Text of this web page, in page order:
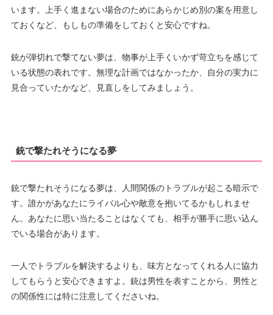
います。上手く進まない場合のためにあらかじめ別の案を用意し
ておくなど、もしもの準備をしておくと安心ですね。
銃が弾切れで撃てない夢は、物事が上手くいかず苛立ちを感じて
いる状態の表れです。無理な計画ではなかったか、自分の実力に
見合っていたかなど、見直しをしてみましょう。
銃で撃たれそうになる夢
銃で撃たれそうになる夢は、人間関係のトラブルが起こる暗示で
す。誰かがあなたにライバル心や敵意を抱いてるかもしれませ
ん。あなたに思い当たることはなくても、相手が勝手に思い込ん
でいる場合があります。
一人でトラブルを解決するよりも、味方となってくれる人に協力
してもらうと安心できますよ。銃は男性を表すことから、男性と
の関係性には特に注意してくださいね。